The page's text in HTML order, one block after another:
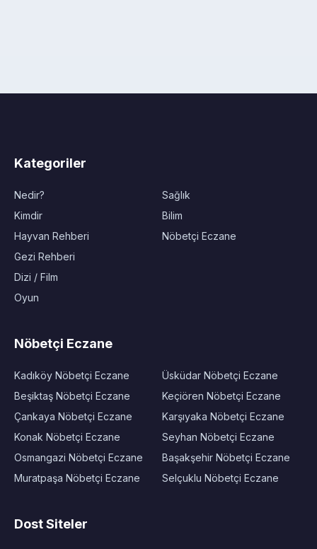
Kategoriler
Nedir?
Kimdir
Hayvan Rehberi
Gezi Rehberi
Dizi / Film
Oyun
Sağlık
Bilim
Nöbetçi Eczane
Nöbetçi Eczane
Kadıköy Nöbetçi Eczane
Beşiktaş Nöbetçi Eczane
Çankaya Nöbetçi Eczane
Konak Nöbetçi Eczane
Osmangazi Nöbetçi Eczane
Muratpaşa Nöbetçi Eczane
Üsküdar Nöbetçi Eczane
Keçiören Nöbetçi Eczane
Karşıyaka Nöbetçi Eczane
Seyhan Nöbetçi Eczane
Başakşehir Nöbetçi Eczane
Selçuklu Nöbetçi Eczane
Dost Siteler